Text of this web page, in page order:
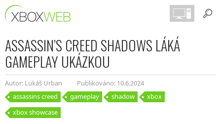
ASSASSIN’S CREED SHADOWS LÁKÁ
GAMEPLAY UKÁZKOU
Autor: Lukáš Urban
Publikováno: 10.6.2024
assassins creed
gameplay shadow
xbox
xbox showcase